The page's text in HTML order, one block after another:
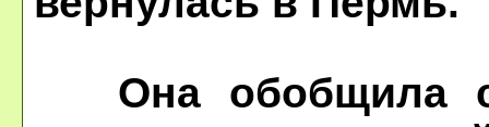
Она обобщила